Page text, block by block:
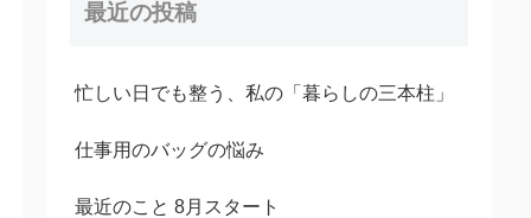
最近の投稿
忙しい日でも整う、私の「暮らしの三本柱」
仕事用のバッグの悩み
最近のこと 8月スタート